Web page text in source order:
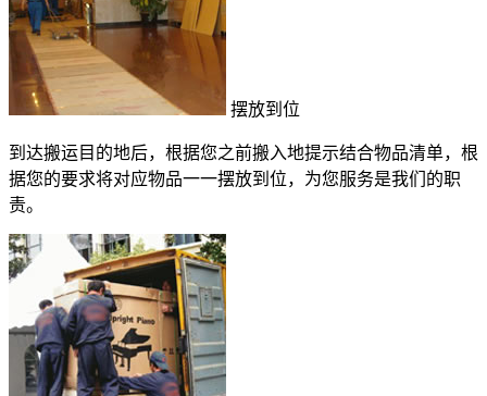
摆放到位
到达搬运目的地后，根据您之前搬入地提示结合物品清单，根
据您的要求将对应物品一一摆放到位，为您服务是我们的职
责。